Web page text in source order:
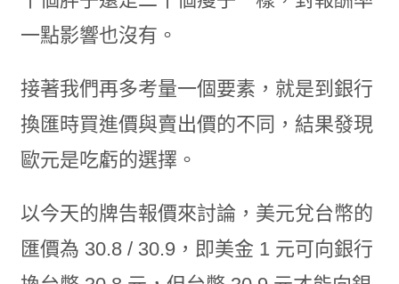
一點影響也沒有。
接著我們再多考量一個要素，就是到銀行
換匯時買進價與賣出價的不同，結果發現
歐元是吃虧的選擇。
以今天的牌告報價來討論，美元兌台幣的
匯價為 30.8 / 30.9，即美金 1 元可向銀行